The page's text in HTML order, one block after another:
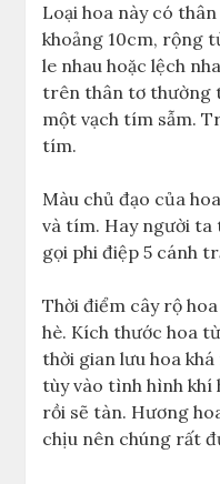
Loại hoa này có
khoảng 10cm, rộng
le nhau hoặc lệch
trên thân tơ thường
một vạch tím sẫm.
tím.
Màu chủ đạo của
và tím. Hay người ta
gọi phi điệp 5 cánh
Thời điểm cây rộ
hè. Kích thước hoa
thời gian lưu hoa khá
tùy vào tình hình khí
rồi sẽ tàn. Hương
chịu nên chúng rất